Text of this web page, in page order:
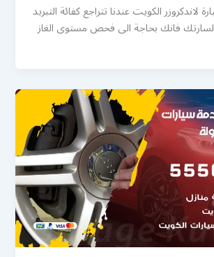
الكويت عندنا تتراجع كفائة التبريد
فانك بحاجة الى فحص مستوى الغاز